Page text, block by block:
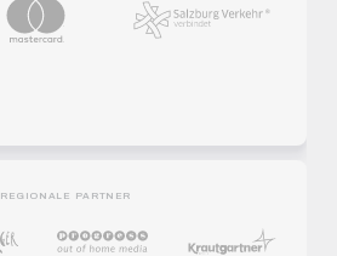
REGIONALE PARTNER